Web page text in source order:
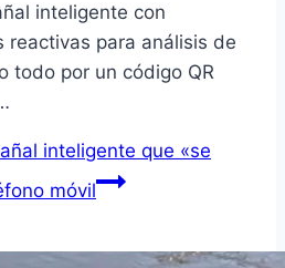
inteligente con
reactivas para análisis de
todo por un código QR
inteligente que «se
móvil